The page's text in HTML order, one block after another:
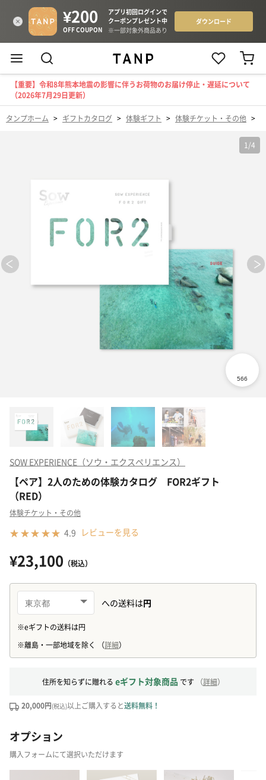
【重要】令和8年熊本地震の影響に伴うお荷物のお届け停止・遅延について
（2026年7月29日更新）
タンプホーム > ギフトカタログ > 体験ギフト > 体験チケット・その他 >
1 /4
SOW EXPERIENCE（ソウ・エクスペリエンス）
【ペア】2人のための体験カタログ FOR2ギフト
（RED）
体験チケット・その他
4.9 レビューを見る
¥23,100 （税込）
住所を知らずに贈れる eギフト対象商品 です （詳細）
20,000円(税込)以上ご購入すると送料無料！
オプション
購入フォームにて選択いただけます